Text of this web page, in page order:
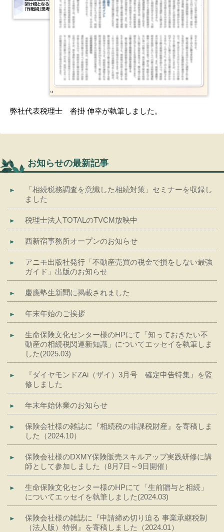
弊社代表税理士 沓掛 伸幸が執筆しました。
お知らせの最新記事
「相続税務調査を意識した相続対策」セミナーを収録し
ました
税理士法人TOTALのTVCM放映中
西新宿事務所オープンのお知らせ
アニモ出版社発行「不動産売買の税金で損をしない最強
ガイド」出版のお知らせ
慶應塾生新聞に掲載されました
年末年始のご挨拶
生命保険文化センター様のHPにて「知っておきたい不
動産の相続税関連新知識」についてエッセイを執筆しま
した(2025.03)
『ダイヤモンドZAi（ザイ）3月号 確定申告特集』を監
修しました
年末年始休業のお知らせ
保険会社様の雑誌に『相続税の非課税財産』を寄稿しま
した（2024.10）
保険会社様のDXMY保険販売スキルアップ実践研修に講
師として参加しました（8月7日～9日開催）
生命保険文化センター様のHPにて「生前贈与と相続」
についてエッセイを執筆しました(2024.03)
保険会社様の雑誌に『申請締め切り迫る 事業承継税制
（法人版）特例』を寄稿しました（2024.01）